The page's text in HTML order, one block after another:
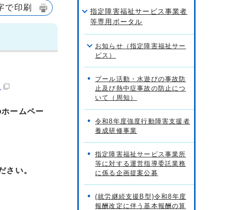
で印刷
ームペー
さい。
指定障害福祉サービス事業者
等専用ポータル
お知らせ（指定障害福祉サー
ビス）
プール活動・水遊びの事故防
止及び熱中症事故の防止につ
いて（周知）
令和8年度強度行動障害支援者
養成研修事業
指定障害福祉サービス事業所
等に対する運営指導委託業務
に係る企画提案公募
(就労継続支援B型)令和8年度
報酬改定に伴う基本報酬の算